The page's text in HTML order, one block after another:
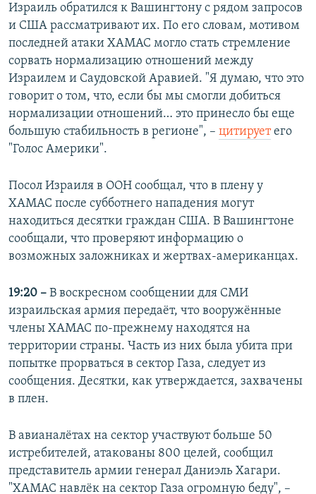
Израиль обратился к Вашингтону с рядом запросов
и США рассматривают их. По его словам, мотивом
последней атаки ХАМАС могло стать стремление
сорвать нормализацию отношений между
Израилем и Саудовской Аравией. "Я думаю, что это
говорит о том, что, если бы мы смогли добиться
нормализации отношений… это принесло бы еще
большую стабильность в регионе", – цитируетего
"Голос Америки".
Посол Израиля в ООН сообщал, что в плену у
ХАМАС после субботнего нападения могут
находиться десятки граждан США. В Вашингтоне
сообщали, что проверяют информацию о
возможных заложниках и жертвах-американцах.
19:20 – В воскресном сообщении для СМИ
израильская армия передаёт, что вооружённые
члены ХАМАС по-прежнему находятся на
территории страны. Часть из них была убита при
попытке прорваться в сектор Газа, следует из
сообщения. Десятки, как утверждается, захвачены
в плен.
В авианалётах на сектор участвуют больше 50
истребителей, атакованы 800 целей, сообщил
представитель армии генерал Даниэль Хагари.
"ХАМАС навлёк на сектор Газа огромную беду", –